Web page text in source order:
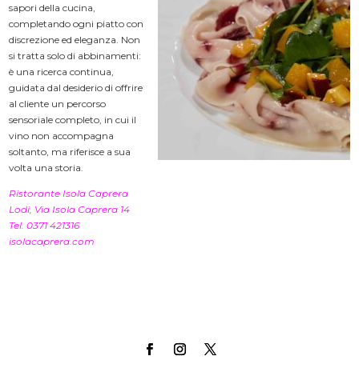
sapori della cucina,
completando ogni piatto con
discrezione ed eleganza. Non
si tratta solo di abbinamenti:
è una ricerca continua,
guidata dal desiderio di offrire
al cliente un percorso
sensoriale completo, in cui il
vino non accompagna
soltanto, ma riferisce a sua
volta una storia.
Ristorante Isola Caprera
Lodi, Via Isola Caprera 14
Tel. 0371 421316
isolacaprera.com